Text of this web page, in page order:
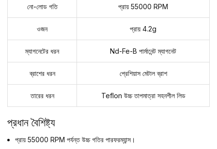
নো-লোড গতি প্রায় 55000 RPM
ওজন প্রায় 4.2g
ম্যাগনেটের ধরন Nd-Fe-B পার্মানেন্ট ম্যাগনেট
ব্রাশের ধরন প্রেশিয়াস মেটাল ব্রাশ
তারের ধরন Teflon উচ্চ তাপমাত্রা সহনশীল লিড
প্রধান বৈশিষ্ট্য
প্রায় 55000 RPM পর্যন্ত উচ্চ গতির পারফরম্যান্স।